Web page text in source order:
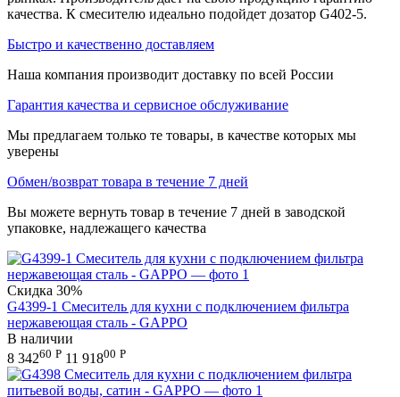
качества. К смесителю идеально подойдет дозатор G402-5.
Быстро и качественно доставляем
Наша компания производит доставку по всей России
Гарантия качества и сервисное обслуживание
Мы предлагаем только те товары, в качестве которых мы
уверены
Обмен/возврат товара в течение 7 дней
Вы можете вернуть товар в течение 7 дней в заводской
упаковке, надлежащего качества
Скидка 30%
G4399-1 Смеситель для кухни с подключением фильтра
нержавеющая сталь - GAPPO
В наличии
8 34260 Р 11 91800 Р